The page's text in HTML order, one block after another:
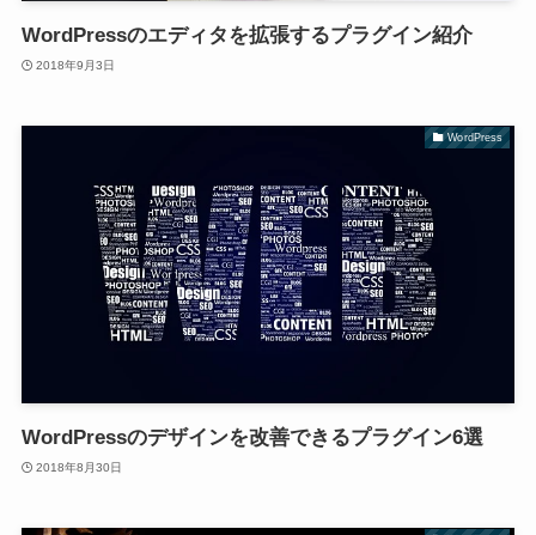
WordPressのエディタを拡張するプラグイン紹介
2018年9月3日
WordPress
WordPressのデザインを改善できるプラグイン6選
2018年8月30日